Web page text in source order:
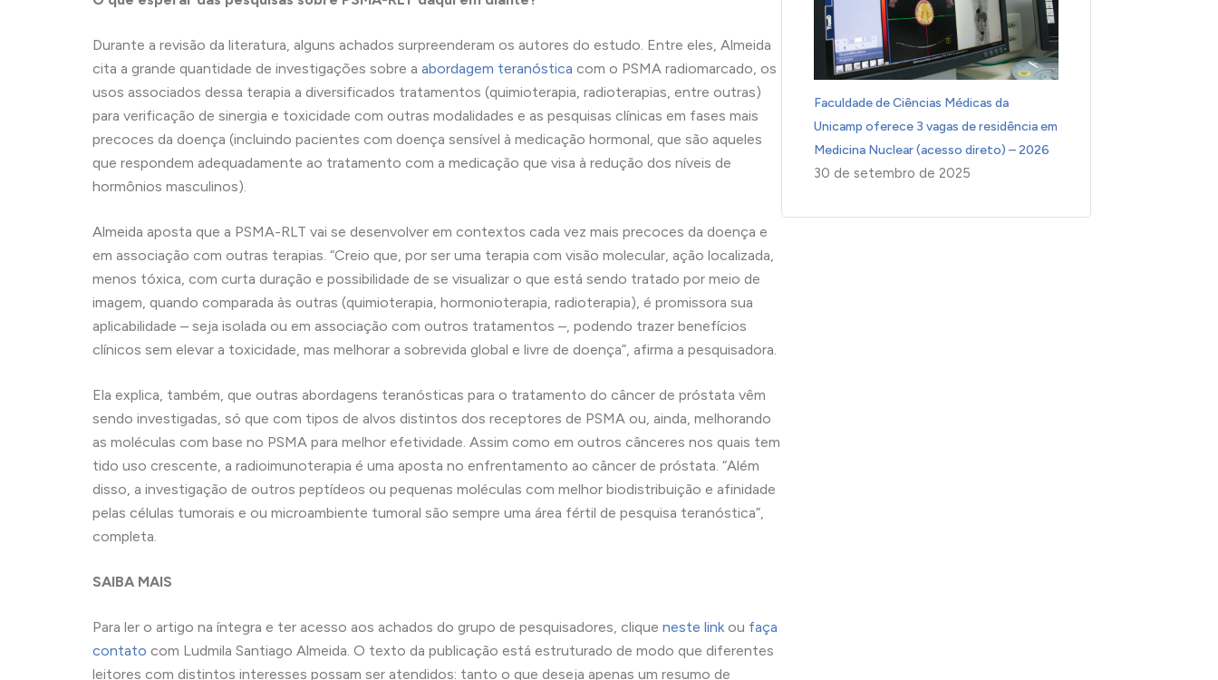
Durante a revisão da literatura, alguns achados surpreenderam os autores do estudo. Entre eles, Almeida
cita a grande quantidade de investigações sobre a abordagem teranóstica com o PSMA radiomarcado, os
usos associados dessa terapia a diversificados tratamentos (quimioterapia, radioterapias, entre outras)
para verificação de sinergia e toxicidade com outras modalidades e as pesquisas clínicas em fases mais
precoces da doença (incluindo pacientes com doença sensível à medicação hormonal, que são aqueles
que respondem adequadamente ao tratamento com a medicação que visa à redução dos níveis de
hormônios masculinos).
Almeida aposta que a PSMA-RLT vai se desenvolver em contextos cada vez mais precoces da doença e
em associação com outras terapias. “Creio que, por ser uma terapia com visão molecular, ação localizada,
menos tóxica, com curta duração e possibilidade de se visualizar o que está sendo tratado por meio de
imagem, quando comparada às outras (quimioterapia, hormonioterapia, radioterapia), é promissora sua
aplicabilidade – seja isolada ou em associação com outros tratamentos –, podendo trazer benefícios
clínicos sem elevar a toxicidade, mas melhorar a sobrevida global e livre de doença”, afirma a pesquisadora.
Ela explica, também, que outras abordagens teranósticas para o tratamento do câncer de próstata vêm
sendo investigadas, só que com tipos de alvos distintos dos receptores de PSMA ou, ainda, melhorando
as moléculas com base no PSMA para melhor efetividade. Assim como em outros cânceres nos quais tem
tido uso crescente, a radioimunoterapia é uma aposta no enfrentamento ao câncer de próstata. “Além
disso, a investigação de outros peptídeos ou pequenas moléculas com melhor biodistribuição e afinidade
pelas células tumorais e ou microambiente tumoral são sempre uma área fértil de pesquisa teranóstica”,
completa.
SAIBA MAIS
Para ler o artigo na íntegra e ter acesso aos achados do grupo de pesquisadores, clique neste link ou faça
contato com Ludmila Santiago Almeida. O texto da publicação está estruturado de modo que diferentes
leitores com distintos interesses possam ser atendidos: tanto o que deseja apenas um resumo de
Faculdade de Ciências Médicas da
Unicamp oferece 3 vagas de residência em
Medicina Nuclear (acesso direto) – 2026
30 de setembro de 2025